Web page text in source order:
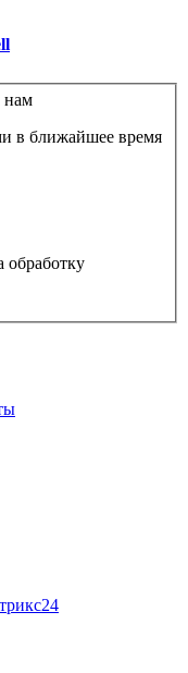
нам
в ближайшее время
обработку